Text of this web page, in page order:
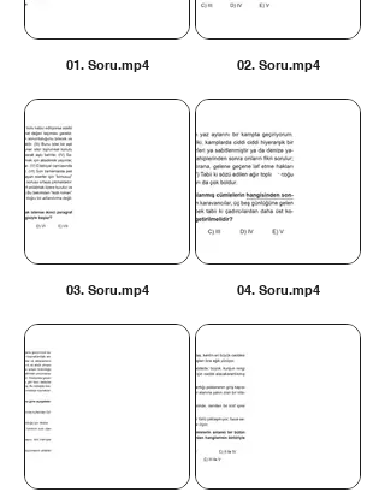
01. Soru.mp4 02. Soru.mp4
03. Soru.mp4 04. Soru.mp4